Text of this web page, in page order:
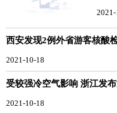
西安发现2例外省游客核酸
2021-10-18
受较强冷空气影响 浙江发
2021-10-18